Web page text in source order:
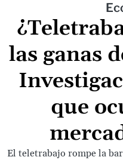
las ganas
que
El teletrabajo rompe la